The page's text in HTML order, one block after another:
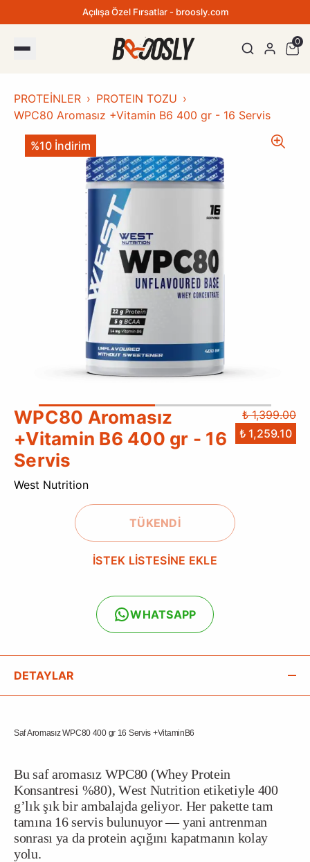
Açılışa Özel Fırsatlar - broosly.com
0
PROTEİNLER
PROTEIN TOZU
WPC80 Aromasız +Vitamin B6 400 gr - 16 Servis
%10 İndirim
WPC80 Aromasız
+Vitamin B6 400 gr - 16
Servis
₺ 1,399.00
₺ 1,259.10
West Nutrition
TÜKENDİ
İSTEK LİSTESİNE EKLE
WHATSAPP
DETAYLAR
Saf Aromasız WPC80 400 gr 16 Servis +VitaminB6
Bu saf aromasız WPC80 (Whey Protein
Konsantresi %80), West Nutrition etiketiyle 400
g’lık şık bir ambalajda geliyor. Her pakette tam
tamına 16 servis bulunuyor — yani antrenman
sonrası ya da protein açığını kapatmanın kolay
yolu.